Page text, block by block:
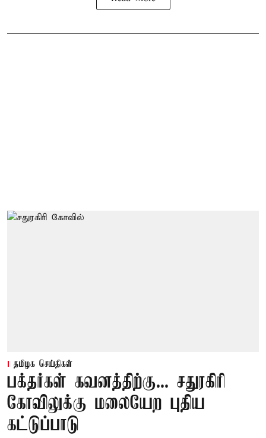
தமிழக செய்திகள்
பக்தர்கள் கவனத்திற்கு... சதுரகிரி
கோவிலுக்கு மலையேற புதிய
கட்டுப்பாடு